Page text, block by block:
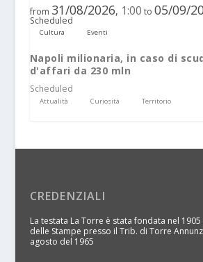
from 31/08/2026, 1:00 to 05/09/
Scheduled
Cultura Eventi
Napoli milionaria, in caso di
d'affari da 230 mln
Scheduled
Attualità Curiosità Territorio
CREDENZIALI
La testata La Torre è stata fondata nel
delle Stampe presso il Trib. di Torre
agosto del 1965